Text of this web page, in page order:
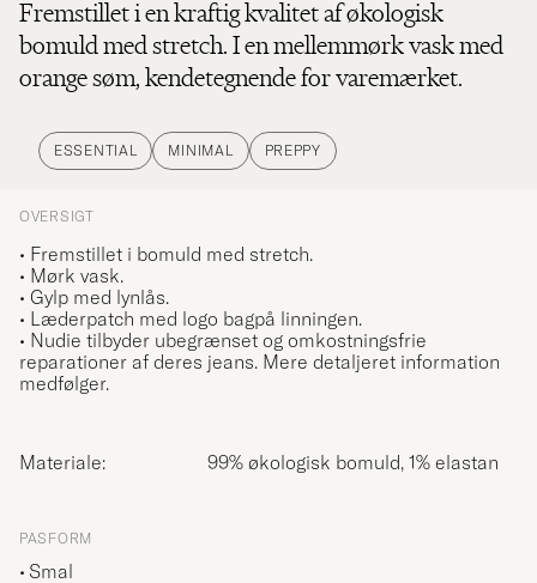
Fremstillet i en kraftig kvalitet af økologisk
bomuld med stretch. I en mellemmørk vask med
orange søm, kendetegnende for varemærket.
ESSENTIAL MINIMAL PREPPY
OVERSIGT
• Fremstillet i bomuld med stretch.
• Mørk vask.
• Gylp med lynlås.
• Læderpatch med logo bagpå linningen.
• Nudie tilbyder ubegrænset og omkostningsfrie
reparationer af deres jeans. Mere detaljeret information
medfølger.
Materiale: 99% økologisk bomuld, 1% elastan
PASFORM
Smal